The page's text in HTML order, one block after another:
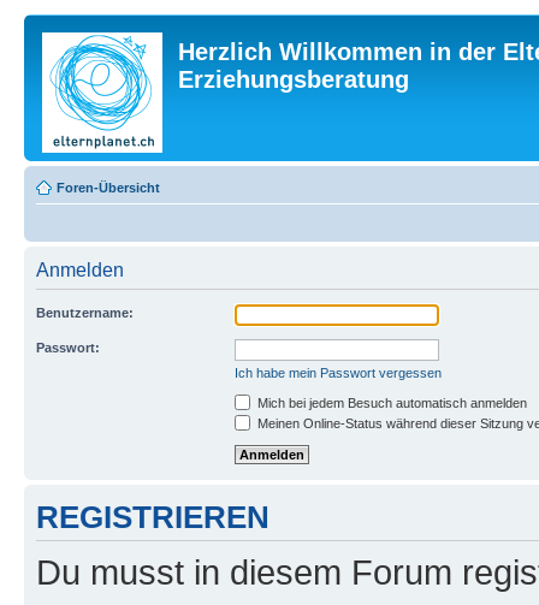
Herzlich Willkommen in der
Erziehungsberatung
Foren-Übersicht
Anmelden
Benutzername:
Passwort:
Ich habe mein Passwort vergessen
Mich bei jedem Besuch automatisch anmelden
Meinen Online-Status während dieser Sitzung
REGISTRIEREN
Du musst in diesem Forum